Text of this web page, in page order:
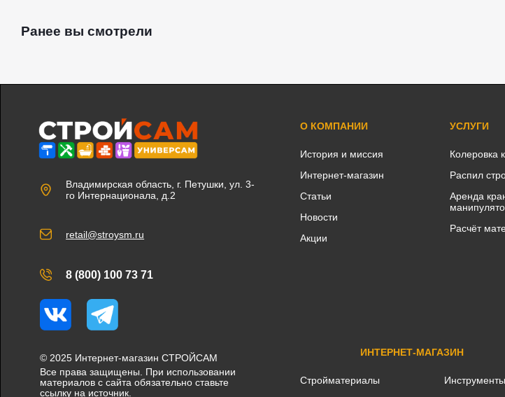
Ранее вы смотрели
Владимирская область, г. Петушки, ул. 3-
го Интернационала, д.2
retail@stroysm.ru
8 (800) 100 73 71
Вконтакте
Telegram
© 2025 Интернет-магазин СТРОЙСАМ
Все права защищены. При использовании
материалов с сайта обязательно ставьте
ссылку на источник.
О КОМПАНИИ
История и миссия
Интернет-магазин
Статьи
Новости
Акции
УСЛУГИ
Колеровка
Распил
Аренда
Расчёт
ИНТЕРНЕТ-МАГАЗИН
Стройматериалы
Инструменты